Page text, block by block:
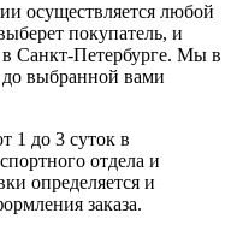
осуществляется любой
покупатель, и
в Санкт-Петербурге. Мы в
до выбранной вами
1 до 3 суток в
отдела и
определяется и
заказа.